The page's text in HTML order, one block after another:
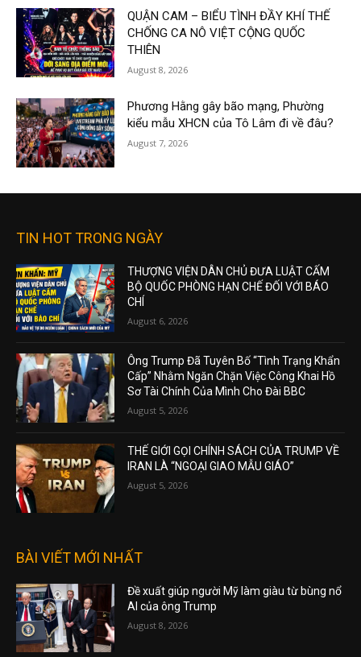
QUẬN CAM – BIỂU TÌNH ĐẦY KHÍ THẾ
CHỐNG CA NÔ VIỆT CỘNG QUỐC
THIÊN
August 8, 2026
Phương Hằng gây bão mạng, Phường
kiểu mẫu XHCN của Tô Lâm đi về đâu?
August 7, 2026
TIN HOT TRONG NGÀY
THƯỢNG VIỆN DÂN CHỦ ĐƯA LUẬT CẤM
BỘ QUỐC PHÒNG HẠN CHẾ ĐỐI VỚI BÁO
CHÍ
August 6, 2026
Ông Trump Đã Tuyên Bố “Tình Trạng Khẩn
Cấp” Nhằm Ngăn Chặn Việc Công Khai Hồ
Sơ Tài Chính Của Mình Cho Đài BBC
August 5, 2026
THẾ GIỚI GỌI CHÍNH SÁCH CỦA TRUMP VỀ
IRAN LÀ “NGOẠI GIAO MẪU GIÁO”
August 5, 2026
BÀI VIẾT MỚI NHẤT
Đề xuất giúp người Mỹ làm giàu từ bùng nổ
AI của ông Trump
August 8, 2026